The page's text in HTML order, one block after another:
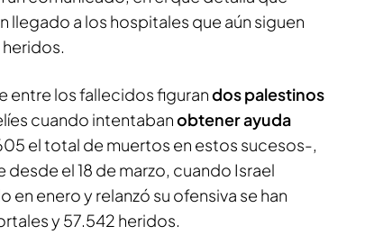
llegado a los hospitales que aún siguen
entre los fallecidos figurandos palestinos
cuando intentabanobtener ayuda
el total de muertos en estos sucesos-,
el 18 de marzo, cuando Israel
enero y relanzó su ofensiva se han
y 57.542 heridos.